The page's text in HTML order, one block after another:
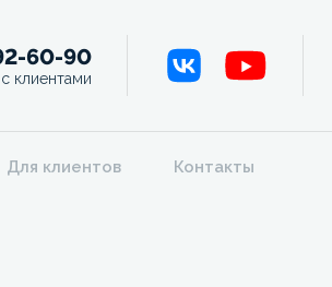
60-90
клиентами
Для клиентов Контакты